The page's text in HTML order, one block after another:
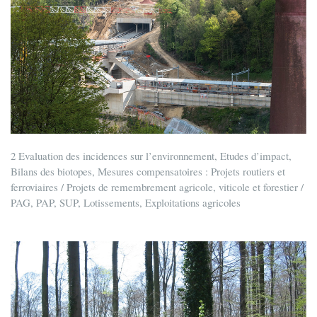
2 Evaluation des incidences sur l’environnement, Etudes d’impact,
Bilans des biotopes, Mesures compensatoires : Projets routiers et
ferroviaires / Projets de remembrement agricole, viticole et forestier /
PAG, PAP, SUP, Lotissements, Exploitations agricoles